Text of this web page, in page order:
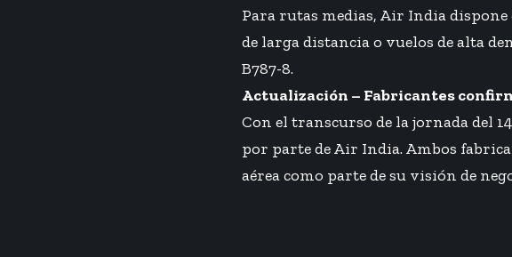
Para rutas medias, Air India dispone
de larga distancia o vuelos de alta
B787-8.
Actualización – Fabricantes
Con el transcurso de la jornada del
por parte de Air India. Ambos
aérea como parte de su visión de